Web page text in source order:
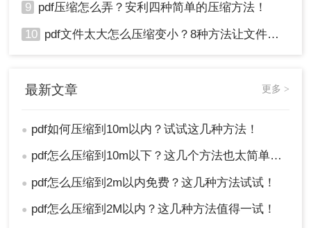
9 pdf压缩怎么弄？安利四种简单的压缩方法！
10 pdf文件太大怎么压缩变小？8种方法让文件轻松"瘦身"！
最新文章 更多 >
● pdf如何压缩到10m以内？试试这几种方法！
● pdf怎么压缩到10m以下？这几个方法也太简单了吧！
● pdf怎么压缩到2m以内免费？这几种方法试试！
● pdf怎么压缩到2M以内？这几种方法值得一试！